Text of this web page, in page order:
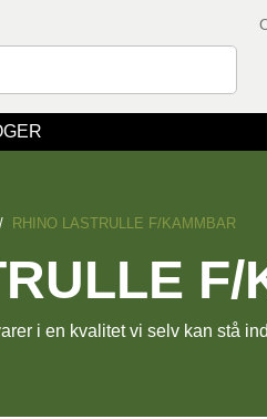
/ RHINO LASTRULLE F/KAMMBAR
i en kvalitet vi selv kan stå